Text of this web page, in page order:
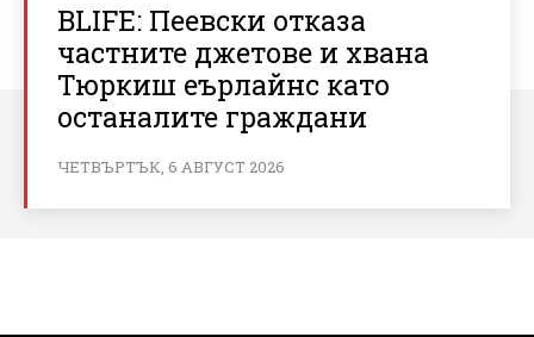
BLIFE: Пеевски отказа
частните джетове и хвана
Тюркиш еърлайнс като
останалите граждани
ЧЕТВЪРТЪК, 6 АВГУСТ 2026